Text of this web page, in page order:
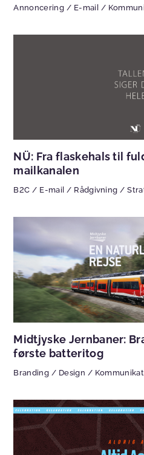
Annoncering / E-mail /
NÜ: Fra flaskehals til
mailkanalen
B2C / E-mail / Rådgivning /
Midtjyske Jernbaner:
første batteritog
Branding / Design /